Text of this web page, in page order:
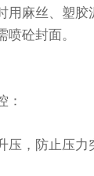
用麻丝、塑
喷砼封面。
：
压，防止压